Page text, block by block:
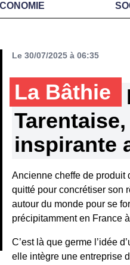
Le 30/07/2025 à 06:35
La Bâthie
inspirante
Ancienne cheffe de produit
quitté pour concrétiser son
autour du monde pour se
précipitamment en France
C’est là que germe l’idée
elle intègre une entreprise